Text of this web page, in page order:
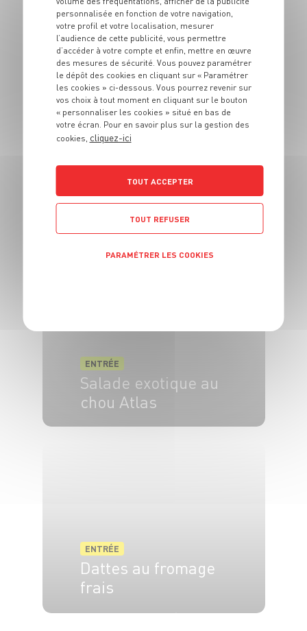
l'orange et poivre
de Séchuan
15 min.
Momies sticks à la
carotte et ketchup
de betterave
ENTRÉE
Salade exotique au
chou Atlas
ENTRÉE
Dattes au fromage
frais
personnalisée en fonction de votre navigation,
votre profil et votre localisation, mesurer
l’audience de cette publicité, vous permettre
d’accéder à votre compte et enfin, mettre en œuvre
des mesures de sécurité. Vous pouvez paramétrer
le dépôt des cookies en cliquant sur « Paramétrer
les cookies » ci-dessous. Vous pourrez revenir sur
vos choix à tout moment en cliquant sur le bouton
« personnaliser les cookies » situé en bas de
votre écran. Pour en savoir plus sur la gestion des
cookies, cliquez-ici
TOUT ACCEPTER
TOUT REFUSER
PARAMÉTRER LES COOKIES